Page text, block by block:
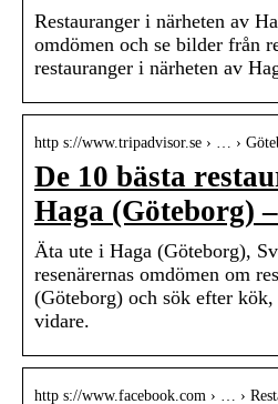
Restauranger i närheten av
omdömen och se bilder från
restauranger i närheten av
http s://www.tripadvisor.se › … ›
De 10 bästa
Haga (Göteborg)
Äta ute i Haga (Göteborg),
resenärernas omdömen om
(Göteborg) och sök efter
vidare.
http s://www.facebook.com › … ›